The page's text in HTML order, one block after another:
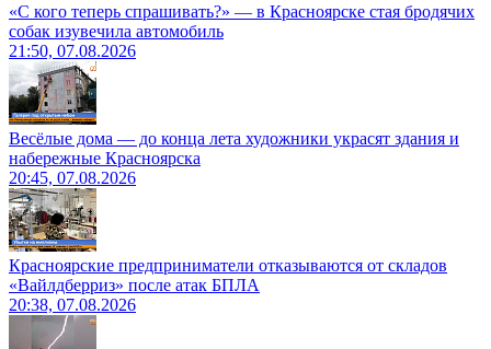
«С кого теперь спрашивать?» — в Красноярске стая бродячих
собак изувечила автомобиль
21:50, 07.08.2026
Весёлые дома — до конца лета художники украсят здания и
набережные Красноярска
20:45, 07.08.2026
Красноярские предприниматели отказываются от складов
«Вайлдберриз» после атак БПЛА
20:38, 07.08.2026